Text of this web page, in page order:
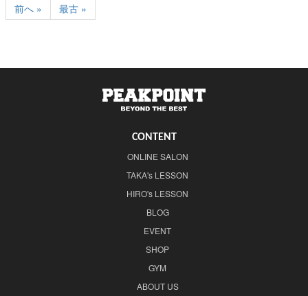
前へ »
最古 »
CONTENT
ONLINE SALON
TAKA's LESSON
HIRO's LESSON
BLOG
EVENT
SHOP
GYM
ABOUT US